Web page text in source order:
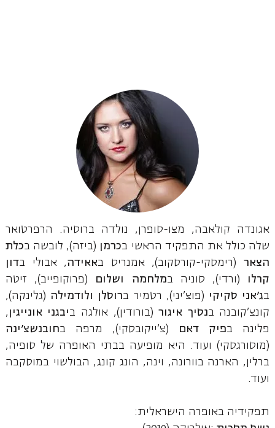
אגונדה קולאבה, מצו-סופרן, נולדה ברוסיה. הרפרטואר
שלה כולל את התפקיד הראשי בכרמן (ביזה), לובשה בכלת
הצאר(רימסקי-קורסקוב), אמנריס באאידה, אבולי בדון
קרלו (ורדי), סוניה במלחמה ושלום (פרוקופייב), זיטה
בג'אני סקיקי (פוצ'יני), רטמיר ברוסלן ולודמילה (גלינקה),
קונצ'קובנה בנסיך איגור(בורודין), אולגה ביבגני אונייגין ,
פלינה בפיק דאם (צ'ייקובסקי), מרפה בחובנשצ'ינה
(מוסורגסקי) ועוד. היא מופיעה בבתי האופרה של סופיה,
ברלין, הארנה בוורונה, וינה, הונג קונג, הבולשוי במוסקבה
ועוד.
תפקידיה באופרה הישראלית: